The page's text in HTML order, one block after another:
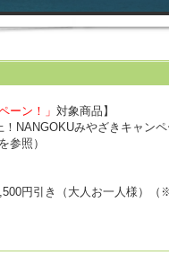
ーン！」 対象商品】
NANGOKUみやざきキャン
参照）
円引き（大人お一人様）（